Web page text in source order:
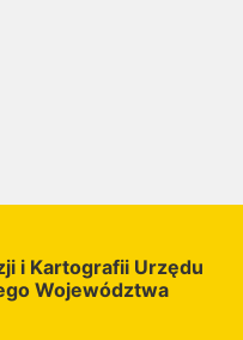
i Kartografii Urzędu
Województwa